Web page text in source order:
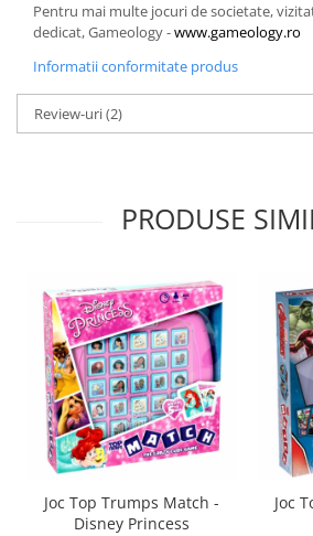
Pentru mai multe jocuri de societate,
dedicat, Gameology -www.gameology.ro
Informatii conformitate produs
Review-uri(2)
PRODUSE
Joc Top Trumps Match -
Disney Princess
Joc